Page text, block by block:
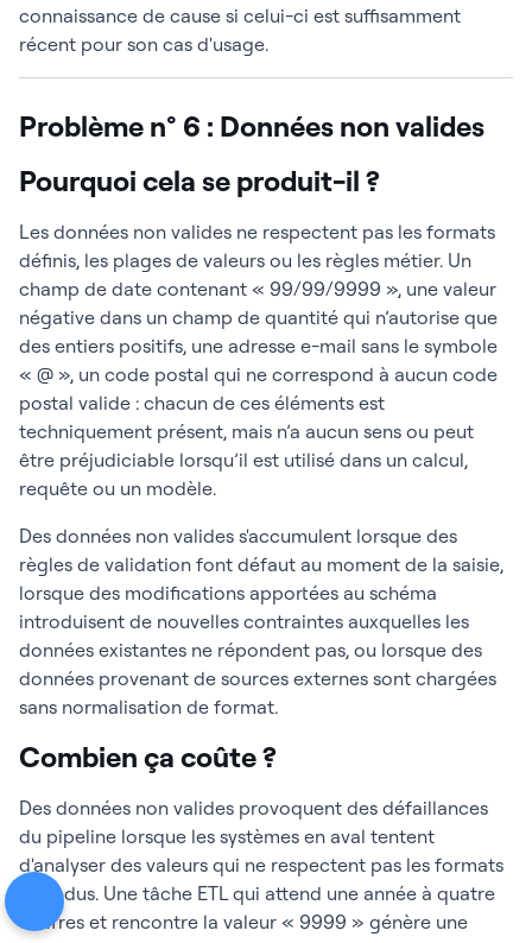
connaissance de cause si celui-ci est suffisamment
récent pour son cas d'usage.
Problème n° 6 : Données non valides
Pourquoi cela se produit-il ?
Les données non valides ne respectent pas les formats
définis, les plages de valeurs ou les règles métier. Un
champ de date contenant « 99/99/9999 », une valeur
négative dans un champ de quantité qui n’autorise que
des entiers positifs, une adresse e-mail sans le symbole
« @ », un code postal qui ne correspond à aucun code
postal valide : chacun de ces éléments est
techniquement présent, mais n’a aucun sens ou peut
être préjudiciable lorsqu’il est utilisé dans un calcul,
requête ou un modèle.
Des données non valides s'accumulent lorsque des
règles de validation font défaut au moment de la saisie,
lorsque des modifications apportées au schéma
introduisent de nouvelles contraintes auxquelles les
données existantes ne répondent pas, ou lorsque des
données provenant de sources externes sont chargées
sans normalisation de format.
Combien ça coûte ?
Des données non valides provoquent des défaillances
du pipeline lorsque les systèmes en aval tentent
d'analyser des valeurs qui ne respectent pas les formats
attendus. Une tâche ETL qui attend une année à quatre
chiffres et rencontre la valeur « 9999 » génère une